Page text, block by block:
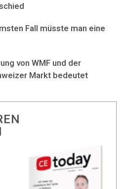
Fall müsste man eine
von WMF und der
Markt bedeutet